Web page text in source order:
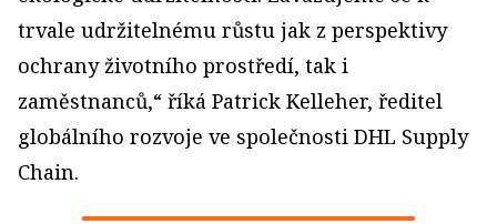
trvale udržitelnému růstu jak z perspektivy
ochrany životního prostředí, tak i
zaměstnanců,“ říká Patrick Kelleher, ředitel
globálního rozvoje ve společnosti DHL Supply
Chain.